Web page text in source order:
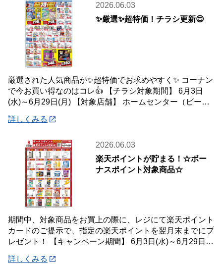
2026.06.03
✨厳選✨超特価！チラシ更新😊
厳選された人気商品が✨超特価でお求めやすく✨ コーナン
で今お買い得なのはコレ👍 【チラシ対象期間】 6月3日
(水)～6月29日(月) 【対象店舗】 ホームセンター（ビーバ
詳しくみる
2026.06.03
楽天ポイントが貯まる！☆ボー
ナスポイント対象商品☆
期間中、対象商品をお買上の際に、レジにて楽天ポイント
カードのご提示で、指定の楽天ポイントを翌月末までにプ
レゼント！ 【キャンペーン期間】 6月3日(水)～6月29日
詳しくみる